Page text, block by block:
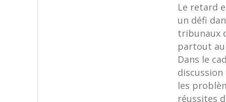
Le retard
un défi
tribunaux
partout au
Dans le
les
réussites